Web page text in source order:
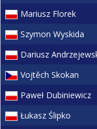
Mariusz Florek
Szymon Wyskida
Dariusz
Vojtěch Skokan
Paweł Dubiniewicz
Łukasz Ślipko